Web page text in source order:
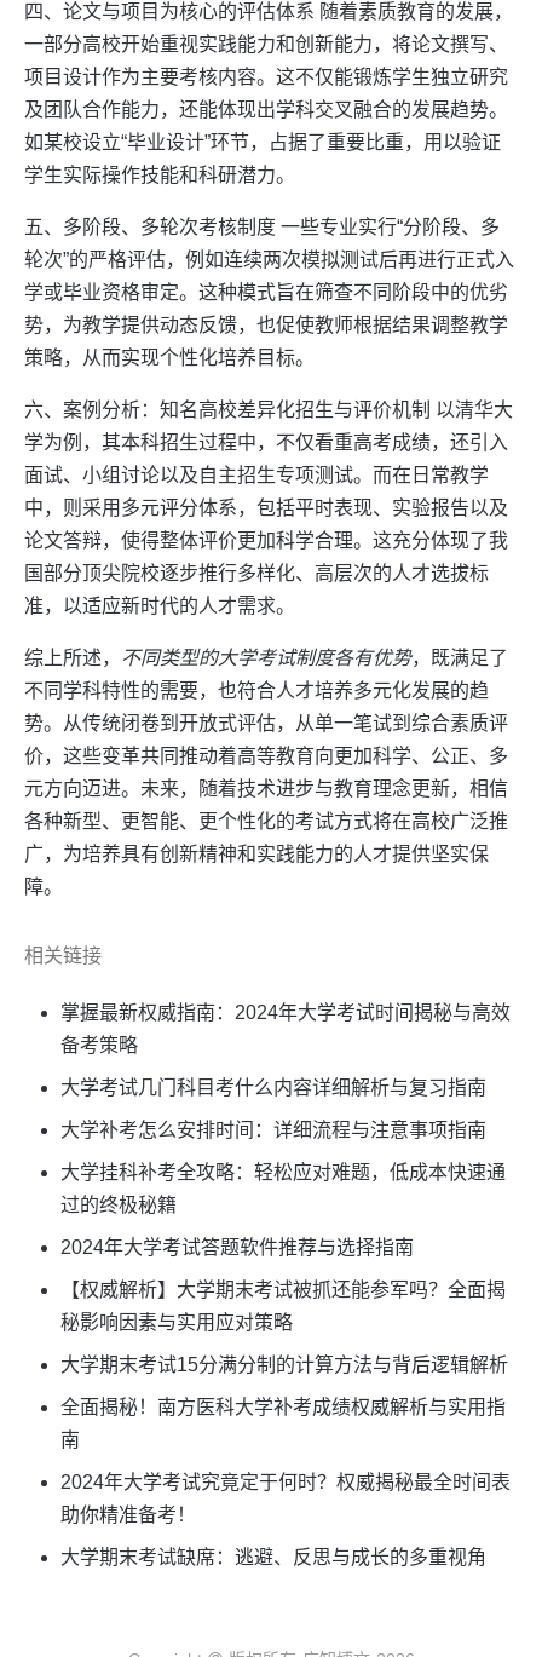
四、论文与项目为核心的评估体系 随着素质教育的发展，
一部分高校开始重视实践能力和创新能力，将论文撰写、
项目设计作为主要考核内容。这不仅能锻炼学生独立研究
及团队合作能力，还能体现出学科交叉融合的发展趋势。
如某校设立“毕业设计”环节，占据了重要比重，用以验证
学生实际操作技能和科研潜力。
五、多阶段、多轮次考核制度 一些专业实行“分阶段、多
轮次”的严格评估，例如连续两次模拟测试后再进行正式入
学或毕业资格审定。这种模式旨在筛查不同阶段中的优劣
势，为教学提供动态反馈，也促使教师根据结果调整教学
策略，从而实现个性化培养目标。
六、案例分析：知名高校差异化招生与评价机制 以清华大
学为例，其本科招生过程中，不仅看重高考成绩，还引入
面试、小组讨论以及自主招生专项测试。而在日常教学
中，则采用多元评分体系，包括平时表现、实验报告以及
论文答辩，使得整体评价更加科学合理。这充分体现了我
国部分顶尖院校逐步推行多样化、高层次的人才选拔标
准，以适应新时代的人才需求。
综上所述， 不同类型的大学考试制度各有优势，既满足了
不同学科特性的需要，也符合人才培养多元化发展的趋
势。从传统闭卷到开放式评估，从单一笔试到综合素质评
价，这些变革共同推动着高等教育向更加科学、公正、多
元方向迈进。未来，随着技术进步与教育理念更新，相信
各种新型、更智能、更个性化的考试方式将在高校广泛推
广，为培养具有创新精神和实践能力的人才提供坚实保
障。
相关链接
掌握最新权威指南：2024年大学考试时间揭秘与高效
备考策略
大学考试几门科目考什么内容详细解析与复习指南
大学补考怎么安排时间：详细流程与注意事项指南
大学挂科补考全攻略：轻松应对难题，低成本快速通
过的终极秘籍
2024年大学考试答题软件推荐与选择指南
【权威解析】大学期末考试被抓还能参军吗？全面揭
秘影响因素与实用应对策略
大学期末考试15分满分制的计算方法与背后逻辑解析
全面揭秘！南方医科大学补考成绩权威解析与实用指
南
2024年大学考试究竟定于何时？权威揭秘最全时间表
助你精准备考！
大学期末考试缺席：逃避、反思与成长的多重视角